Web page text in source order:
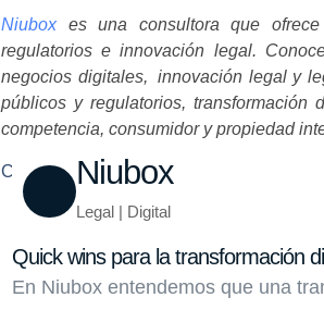
Niuboxes una consultora que ofrece
regulatorios e innovación legal.
negocios digitales, innovación legal y
públicos y regulatorios, transformación
competencia, consumidor y propiedad
Compartir Niubox
Legal | Digital
Quick wins para la transformación
En Niubox entendemos que una